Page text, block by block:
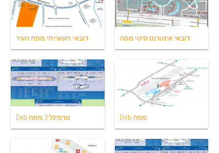
דובאי תעשייתי מפת העיר דובאי אינטרנט סיטי מפה
Dxb טרמינל 3 מפה Dxb מפה